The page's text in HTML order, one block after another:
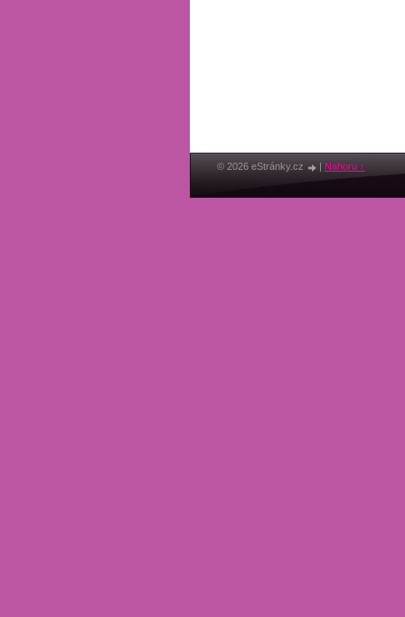
© 2026 eStránky.cz | Nahoru ↑